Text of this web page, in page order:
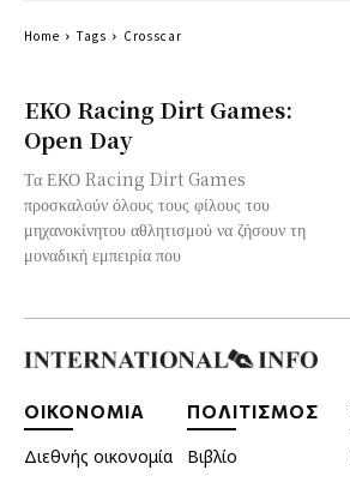
EKO Racing Dirt Games:
Open Day
Τα ΕΚΟ Racing Dirt Games
προσκαλούν όλους τους φίλους του
μηχανοκίνητου αθλητισμού να ζήσουν τη
μοναδική εμπειρία που
Home Tags Crosscar
ΟΙΚΟΝΟΜΙΑ
Διεθνής οικονομία
ΠΟΛΙΤΙΣΜΟΣ
Βιβλίο